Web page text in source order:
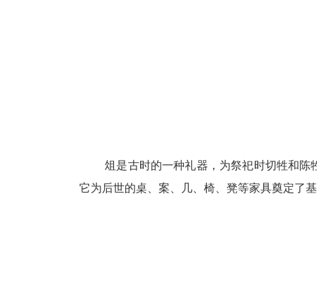
俎是古时的一种礼器，为祭祀时切牲和陈牲
它为后世的桌、案、几、椅、凳等家具奠定了